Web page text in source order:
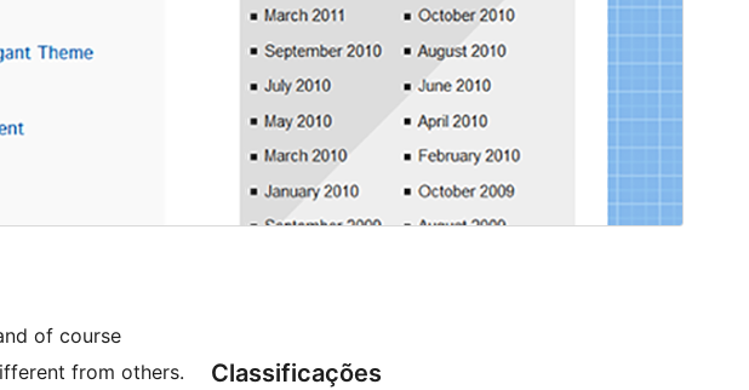
of course
from others.
Classificações